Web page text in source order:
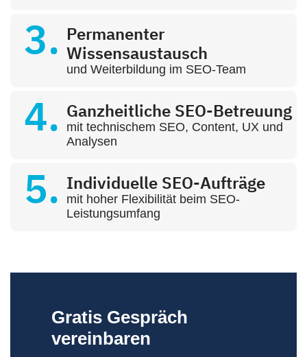
Permanenter
Wissensaustausch
und Weiterbildung im SEO-Team
Ganzheitliche SEO-Betreuung
mit technischem SEO, Content, UX und
Analysen
Individuelle SEO-Aufträge
mit hoher Flexibilität beim SEO-
Leistungsumfang
Gratis Gespräch
vereinbaren